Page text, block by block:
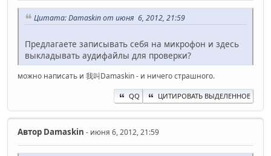
Цитата: Damaskin от июня 6, 2012, 21:59
Предлагаете записывать себя на микрофон и здесь
выкладывать аудифайлы для проверки?
можно написать и 我叫Damaskin - и ничего страшного.
QQ ЦИТИРОВАТЬ ВЫДЕЛЕННОЕ
Автор Damaskin - июня 6, 2012, 21:59